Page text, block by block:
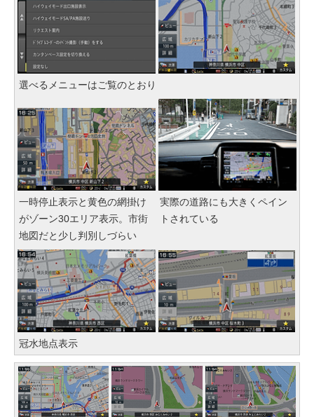
選べるメニューはご覧のとおり
一時停止表示と黄色の網掛け
がゾーン30エリア表示。市街
地図だと少し判別しづらい
実際の道路にも大きくペイン
トされている
冠水地点表示